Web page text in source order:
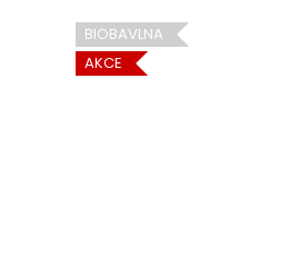
BIOBAVLNA
AKCE